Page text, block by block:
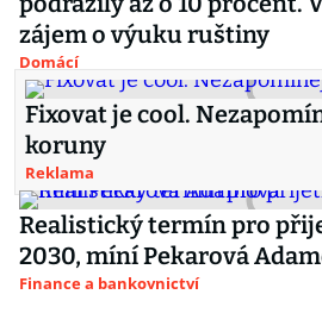
zájem o výuku ruštiny
Domácí
Fixovat je cool.
koruny
Reklama
Realistický termín pro
2030, míní Pekarová
Finance a bankovnictví